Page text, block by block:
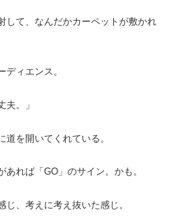
して、なんだかカーペットが敷かれ
ディエンス。
夫。」
道を開いてくれている。
あれば「GO」のサイン。かも。
じ、考えに考え抜いた感じ。